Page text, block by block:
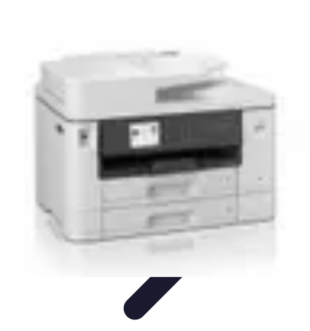
Connectivité Pro